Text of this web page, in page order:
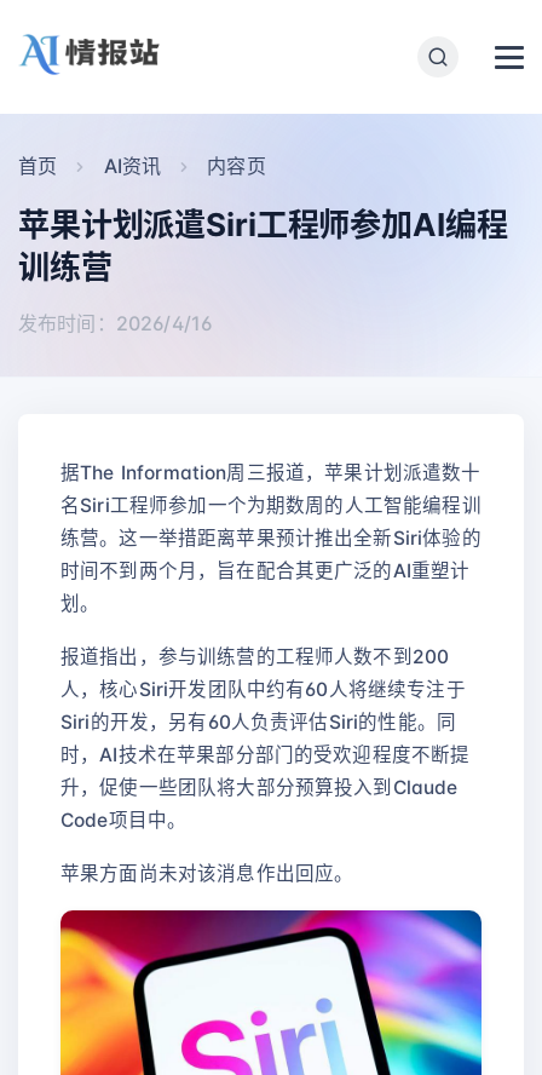
首页 AI资讯 内容页
苹果计划派遣Siri工程师参加AI编程
训练营
发布时间：2026/4/16
据The Information周三报道，苹果计划派遣数十
名Siri工程师参加一个为期数周的人工智能编程训
练营。这一举措距离苹果预计推出全新Siri体验的
时间不到两个月，旨在配合其更广泛的AI重塑计
划。
报道指出，参与训练营的工程师人数不到200
人，核心Siri开发团队中约有60人将继续专注于
Siri的开发，另有60人负责评估Siri的性能。同
时，AI技术在苹果部分部门的受欢迎程度不断提
升，促使一些团队将大部分预算投入到Claude
Code项目中。
苹果方面尚未对该消息作出回应。